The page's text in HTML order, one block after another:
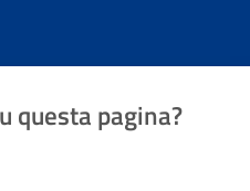
questa pagina?